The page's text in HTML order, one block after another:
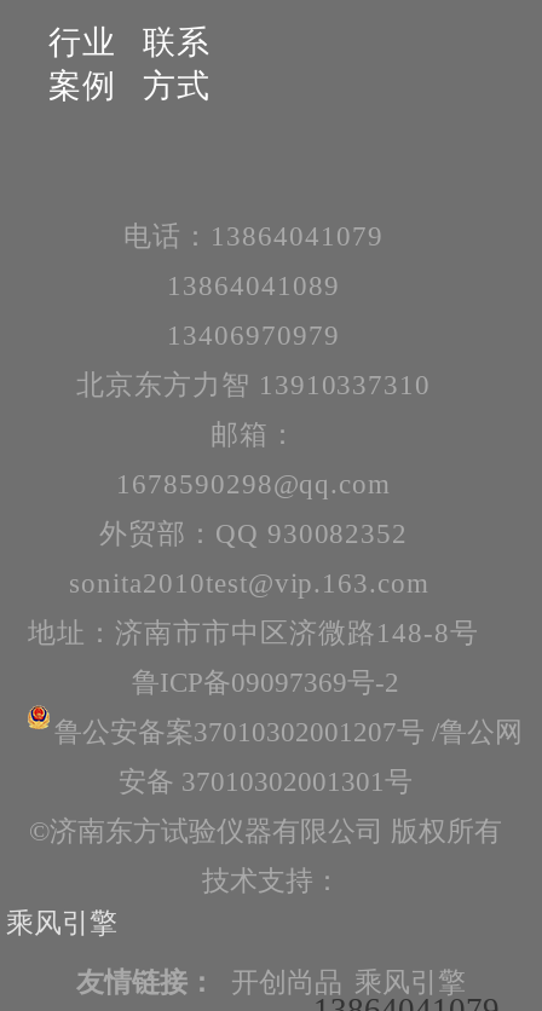
行业
案例
联系
方式
电话：13864041079
13864041089
13406970979
北京东方力智 13910337310
邮箱：
1678590298@qq.com
外贸部：QQ 930082352
sonita2010test@vip.163.com
地址：济南市市中区济微路148-8号
鲁ICP备09097369号-2
鲁公安备案37010302001207号 /鲁公网
安备 37010302001301号
©济南东方试验仪器有限公司 版权所有
技术支持：
乘风引擎
友情链接：
开创尚品 乘风引擎